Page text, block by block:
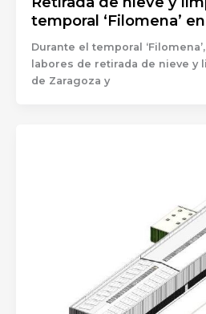
temporal ‘Filomena’
Durante el temporal
labores de retirada de nieve y
de Zaragoza y